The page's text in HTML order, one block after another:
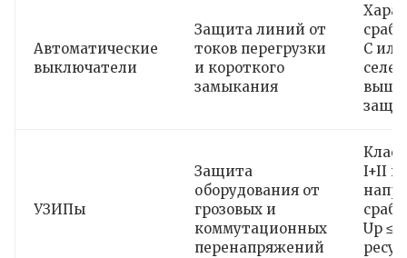
Автоматические
выключатели
Защита линий от
токов перегрузки
и короткого
замыкания
C или
УЗИПы
Защита
оборудования от
грозовых и
коммутационных
перенапряжений
I+II
Up ≤